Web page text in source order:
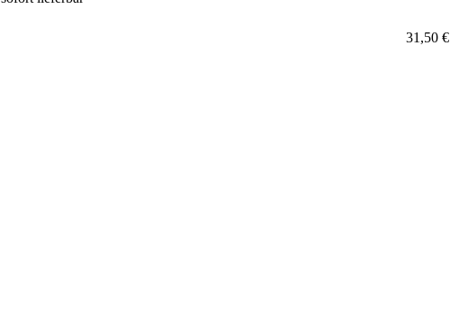
31,50 €